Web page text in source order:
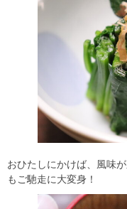
おひたしにかけば、風味
もご馳走に大変身！